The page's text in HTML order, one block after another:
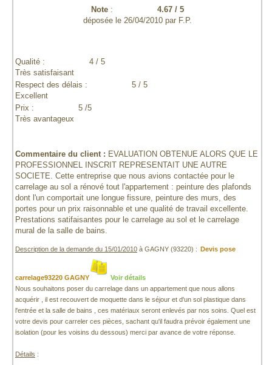
Note: 4.67/ 5
déposée le 26/04/2010par F.P.
Qualité :
4 / 5
Très satisfaisant
Respect des délais :
5 / 5
Excellent
Prix :
5 /5
Très avantageux
Commentaire du client : EVALUATION OBTENUE ALORS QUE LE
PROFESSIONNEL INSCRIT REPRESENTAIT UNE AUTRE
SOCIETE. Cette entreprise que nous avions contactée pour le
carrelage au sol a rénové tout l'appartement : peinture des plafonds
dont l'un comportait une longue fissure, peinture des murs, des
portes pour un prix raisonnable et une qualité de travail excellente.
Prestations satifaisantes pour le carrelage au sol et le carrelage
mural de la salle de bains.
Description de la demande du 15/01/2010 à GAGNY (93220) : Devis pose
carrelage93220 GAGNY
Voir détails
Nous souhaitons poser du carrelage dans un appartement que nous allons
acquérir , il est recouvert de moquette dans le séjour et d'un sol plastique dans
l'entrée et la salle de bains , ces matériaux seront enlevés par nos soins. Quel est
votre devis pour carreler ces pièces, sachant qu'il faudra prévoir également une
isolation (pour les voisins du dessous) merci par avance de votre réponse.
Détails :